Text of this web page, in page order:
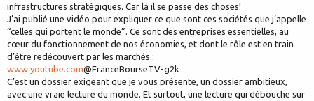
infrastructures stratégiques. Car là il se passe des choses!
J’ai publié une vidéo pour expliquer ce que sont ces sociétés que j’appelle
“celles qui portent le monde”. Ce sont des entreprises essentielles, au
cœur du fonctionnement de nos économies, et dont le rôle est en train
d’être redécouvert par les marchés :
www.youtube.com@FranceBourseTV-g2k
C’est un dossier exigeant que je vous présente, un dossier ambitieux,
avec une vraie lecture du monde. Et surtout, une lecture qui débouche sur